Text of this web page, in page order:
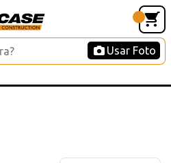
Usar Foto